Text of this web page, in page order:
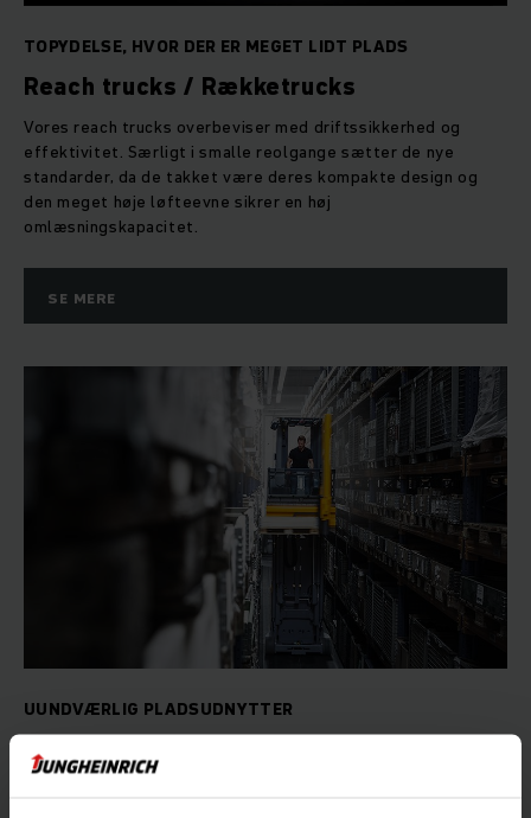
TOPYDELSE, HVOR DER ER MEGET LIDT PLADS
Reach trucks / Rækketrucks
Vores reach trucks overbeviser med driftssikkerhed og
effektivitet. Særligt i smalle reolgange sætter de nye
standarder, da de takket være deres kompakte design og
den meget høje løfteevne sikrer en høj
omlæsningskapacitet.
SE MERE
UUNDVÆRLIG PLADSUDNYTTER
Smalgangstrucks